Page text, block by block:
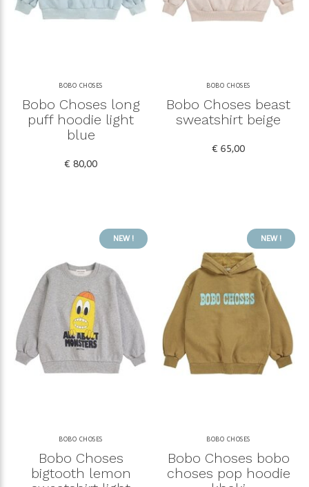
BOBO CHOSES
Bobo Choses long
puff hoodie light
blue
€ 80,00
BOBO CHOSES
Bobo Choses beast
sweatshirt beige
€ 65,00
NEW !
BOBO CHOSES
Bobo Choses
bigtooth lemon
NEW !
BOBO CHOSES
Bobo Choses bobo
choses pop hoodie